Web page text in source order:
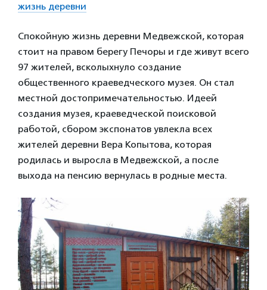
жизнь деревни
Спокойную жизнь деревни Медвежской, которая
стоит на правом берегу Печоры и где живут всего
97 жителей, всколыхнуло создание
общественного краеведческого музея. Он стал
местной достопримечательностью. Идеей
создания музея, краеведческой поисковой
работой, сбором экспонатов увлекла всех
жителей деревни Вера Копытова, которая
родилась и выросла в Медвежской, а после
выхода на пенсию вернулась в родные места.